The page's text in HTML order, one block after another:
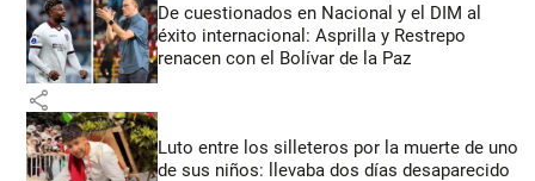
De cuestionados en Nacional y el DIM al
éxito internacional: Asprilla y Restrepo
renacen con el Bolívar de la Paz
share
Luto entre los silleteros por la muerte de uno
de sus niños: llevaba dos días desaparecido